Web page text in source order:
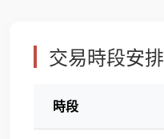
交易時段安排
時段